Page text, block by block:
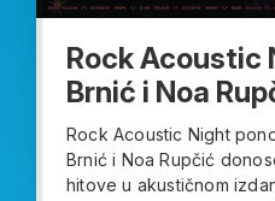
Rock Acoustic
Brnić i Noa
Rock Acoustic Night
Brnić i Noa Rupčić
hitove u akustičnom